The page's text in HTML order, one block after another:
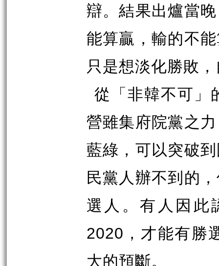
辯。結果出爐當
能算贏，輸的不
只是想淡化勝敗
從「非韓不可」
營雖集府院黨之
藍綠，可以突破
民黨人辦不到的
選人。有人因此
2020 ，才能有勝
大的預斷。